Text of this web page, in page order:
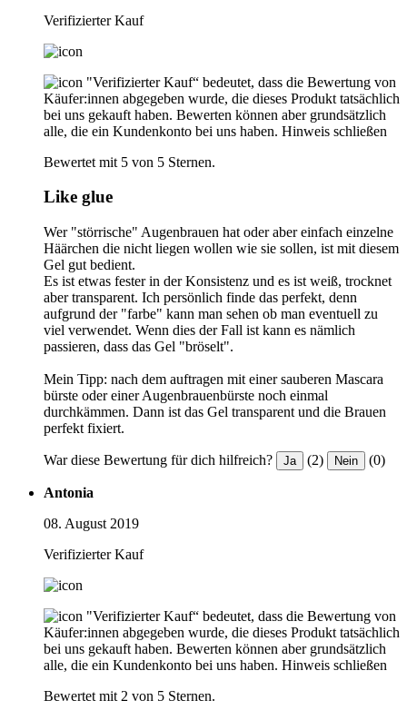
Verifizierter Kauf
"Verifizierter Kauf“ bedeutet, dass die Bewertung von
Käufer:innen abgegeben wurde, die dieses Produkt tatsächlich
bei uns gekauft haben. Bewerten können aber grundsätzlich
alle, die ein Kundenkonto bei uns haben. Hinweis schließen
Bewertet mit 5 von 5 Sternen.
Like glue
Wer "störrische" Augenbrauen hat oder aber einfach einzelne
Häärchen die nicht liegen wollen wie sie sollen, ist mit diesem
Gel gut bedient.
Es ist etwas fester in der Konsistenz und es ist weiß, trocknet
aber transparent. Ich persönlich finde das perfekt, denn
aufgrund der "farbe" kann man sehen ob man eventuell zu
viel verwendet. Wenn dies der Fall ist kann es nämlich
passieren, dass das Gel "bröselt".
Mein Tipp: nach dem auftragen mit einer sauberen Mascara
bürste oder einer Augenbrauenbürste noch einmal
durchkämmen. Dann ist das Gel transparent und die Brauen
perfekt fixiert.
War diese Bewertung für dich hilfreich? Ja (2) Nein (0)
Antonia
08. August 2019
Verifizierter Kauf
"Verifizierter Kauf“ bedeutet, dass die Bewertung von
Käufer:innen abgegeben wurde, die dieses Produkt tatsächlich
bei uns gekauft haben. Bewerten können aber grundsätzlich
alle, die ein Kundenkonto bei uns haben. Hinweis schließen
Bewertet mit 2 von 5 Sternen.